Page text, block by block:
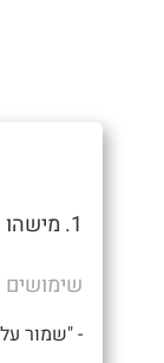
1. מישהו שצריך זין.
שימושים
- "שמור